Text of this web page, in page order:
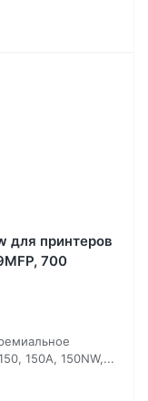
для принтеров
700
150A, 150NW,...